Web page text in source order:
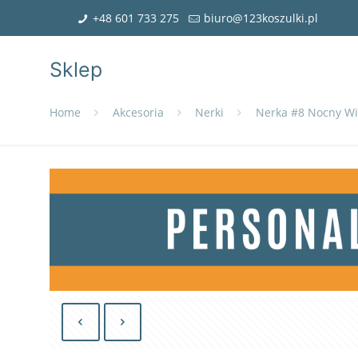
+48 601 733 275 biuro@123koszulki.pl
Sklep
Home Akcesoria Nerki Nerka #8 Nocny